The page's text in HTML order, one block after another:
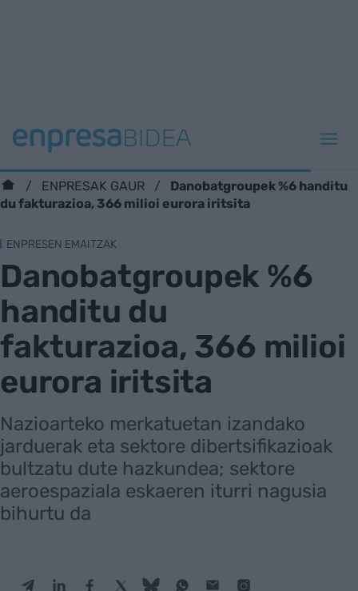
ENPRESAK GAUR
Danobatgroupek %6 handitu
du fakturazioa, 366 milioi eurora iritsita
ENPRESEN EMAITZAK
Danobatgroupek %6
handitu du
fakturazioa, 366 milioi
eurora iritsita
Nazioarteko merkatuetan izandako
jarduerak eta sektore dibertsifikazioak
bultzatu dute hazkundea; sektore
aeroespaziala eskaeren iturri nagusia
bihurtu da